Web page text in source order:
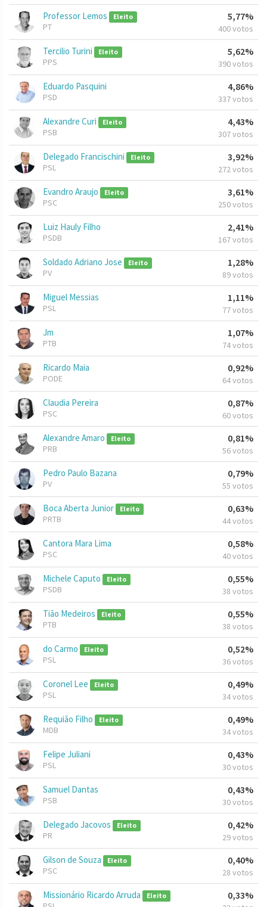
Professor Lemos Eleito
PT
5,77%
400 votos
Tercilio Turini Eleito
PPS
5,62%
390 votos
Eduardo Pasquini
PSD
4,86%
337 votos
Alexandre Curi Eleito
PSB
4,43%
307 votos
Delegado Francischini Eleito
PSL
3,92%
272 votos
Evandro Araujo Eleito
PSC
3,61%
250 votos
Luiz Hauly Filho
PSDB
2,41%
167 votos
Soldado Adriano Jose Eleito
PV
1,28%
89 votos
Miguel Messias
PSL
1,11%
77 votos
Jm
PTB
1,07%
74 votos
Ricardo Maia
PODE
0,92%
64 votos
Claudia Pereira
PSC
0,87%
60 votos
Alexandre Amaro Eleito
PRB
0,81%
56 votos
Pedro Paulo Bazana
PV
0,79%
55 votos
Boca Aberta Junior Eleito
PRTB
0,63%
44 votos
Cantora Mara Lima
PSC
0,58%
40 votos
Michele Caputo Eleito
PSDB
0,55%
38 votos
Tião Medeiros Eleito
PTB
0,55%
38 votos
do Carmo Eleito
PSL
0,52%
36 votos
Coronel Lee Eleito
PSL
0,49%
34 votos
Requião Filho Eleito
MDB
0,49%
34 votos
Felipe Juliani
PSL
0,43%
30 votos
Samuel Dantas
PSB
0,43%
30 votos
Delegado Jacovos Eleito
PR
0,42%
29 votos
Gilson de Souza Eleito
PSC
0,40%
28 votos
Missionário Ricardo Arruda Eleito 0,33%